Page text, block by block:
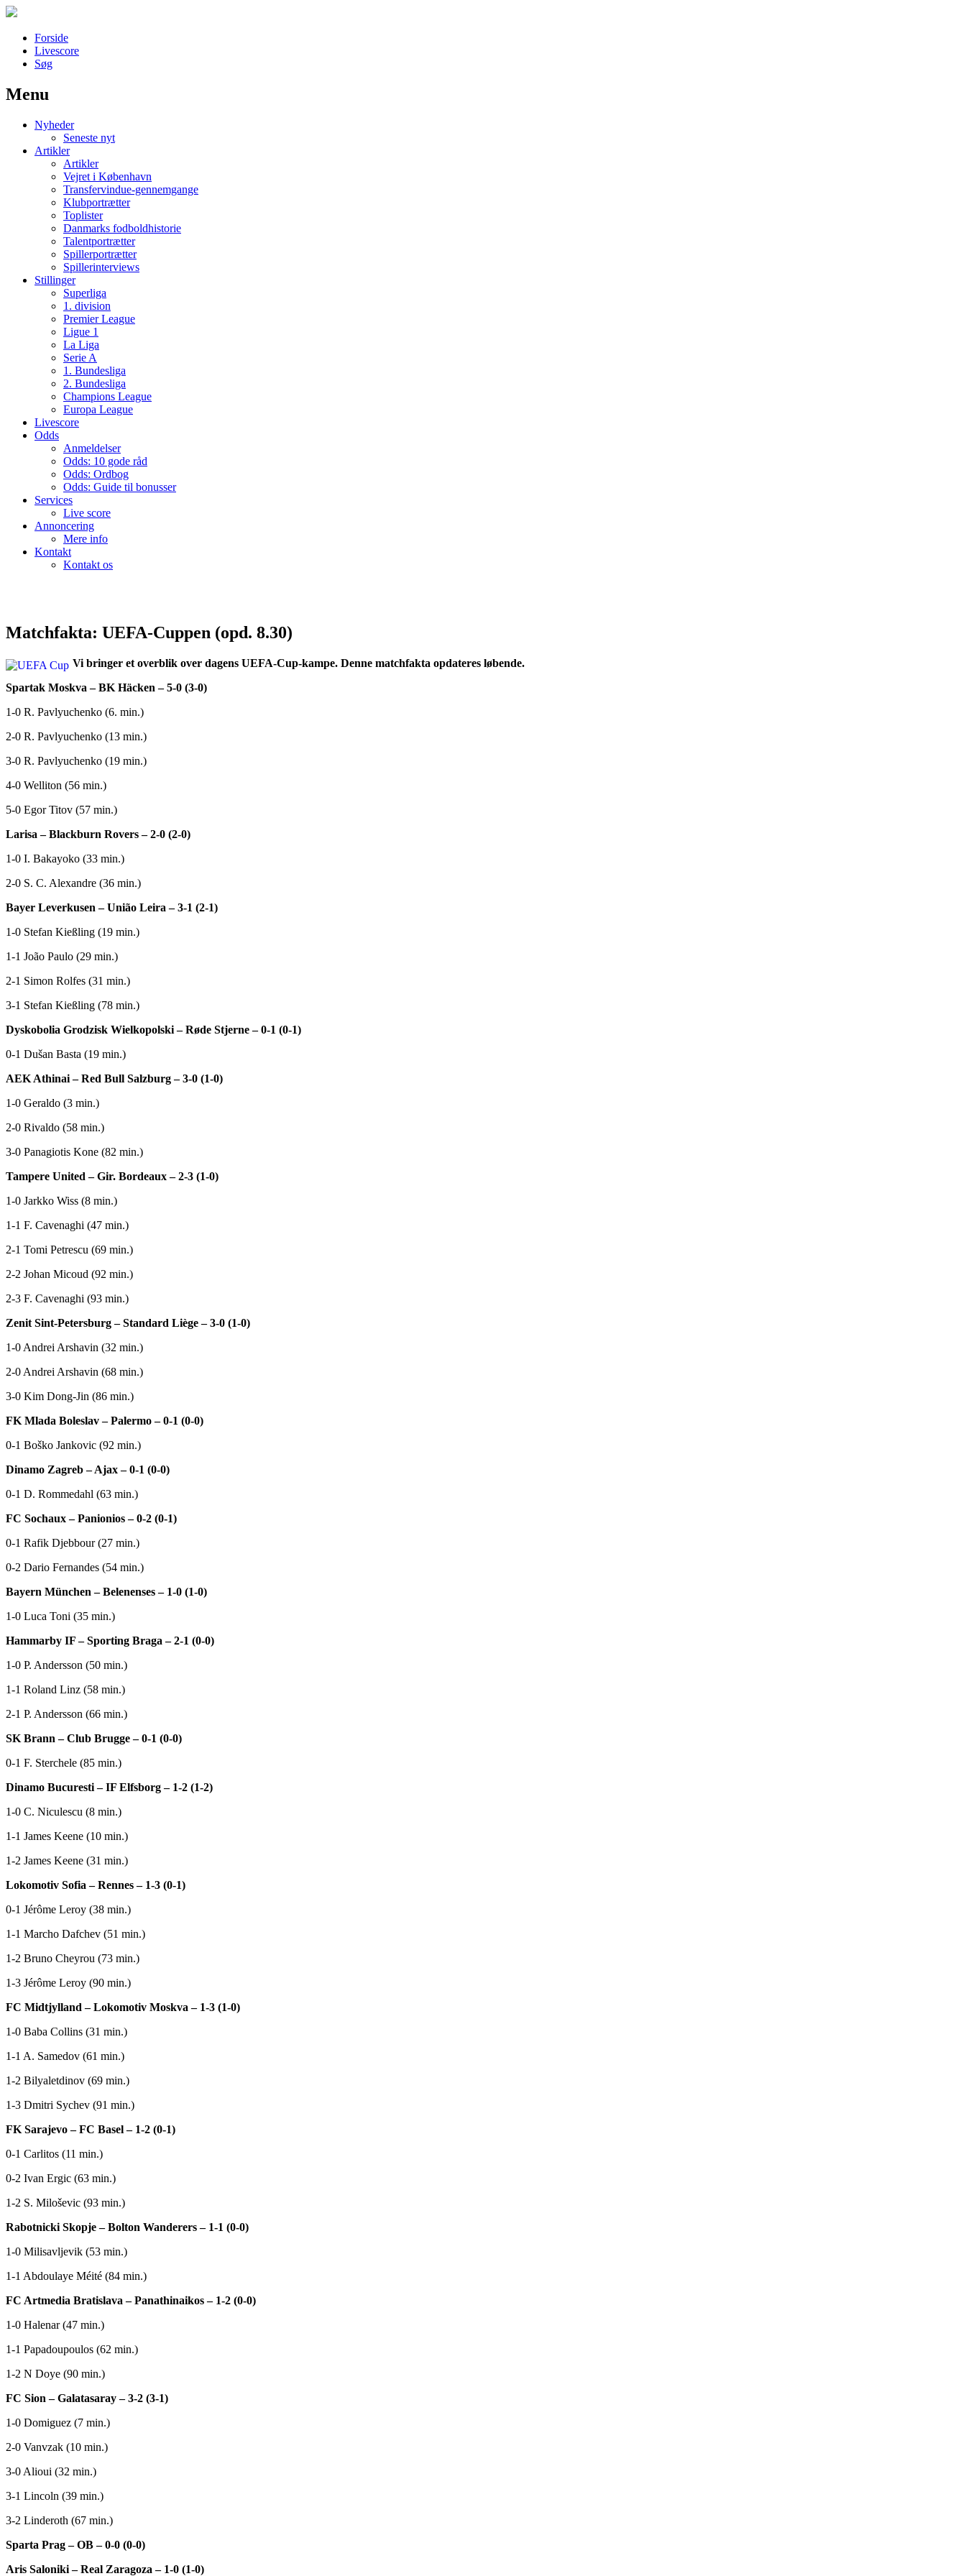
Forside
Livescore
Søg
Наши партнеры
лучшие займы
Menu
Nyheder
Seneste nyt
Artikler
Artikler
Vejret i København
Transfervindue-gennemgange
Klubportrætter
Toplister
Danmarks fodboldhistorie
Talentportrætter
Spillerportrætter
Spillerinterviews
Stillinger
Superliga
1. division
Premier League
Ligue 1
La Liga
Serie A
1. Bundesliga
2. Bundesliga
Champions League
Europa League
Livescore
Odds
Anmeldelser
Odds: 10 gode råd
Odds: Ordbog
Odds: Guide til bonusser
Services
Live score
Annoncering
Mere info
Kontakt
Kontakt os
Matchfakta: UEFA-Cuppen (opd. 8.30)
Vi bringer et overblik over dagens UEFA-Cup-kampe. Denne matchfakta opdateres løbende.
Spartak Moskva – BK Häcken – 5-0 (3-0)
1-0 R. Pavlyuchenko (6. min.)
2-0 R. Pavlyuchenko (13 min.)
3-0 R. Pavlyuchenko (19 min.)
4-0 Welliton (56 min.)
5-0 Egor Titov (57 min.)
Larisa – Blackburn Rovers – 2-0 (2-0)
1-0 I. Bakayoko (33 min.)
2-0 S. C. Alexandre (36 min.)
Bayer Leverkusen – União Leira – 3-1 (2-1)
1-0 Stefan Kießling (19 min.)
1-1 João Paulo (29 min.)
2-1 Simon Rolfes (31 min.)
3-1 Stefan Kießling (78 min.)
Dyskobolia Grodzisk Wielkopolski – Røde Stjerne – 0-1 (0-1)
0-1 Dušan Basta (19 min.)
AEK Athinai – Red Bull Salzburg – 3-0 (1-0)
1-0 Geraldo (3 min.)
2-0 Rivaldo (58 min.)
3-0 Panagiotis Kone (82 min.)
Tampere United – Gir. Bordeaux – 2-3 (1-0)
1-0 Jarkko Wiss (8 min.)
1-1 F. Cavenaghi (47 min.)
2-1 Tomi Petrescu (69 min.)
2-2 Johan Micoud (92 min.)
2-3 F. Cavenaghi (93 min.)
Zenit Sint-Petersburg – Standard Liège – 3-0 (1-0)
1-0 Andrei Arshavin (32 min.)
2-0 Andrei Arshavin (68 min.)
3-0 Kim Dong-Jin (86 min.)
FK Mlada Boleslav – Palermo – 0-1 (0-0)
0-1 Boško Jankovic (92 min.)
Dinamo Zagreb – Ajax – 0-1 (0-0)
0-1 D. Rommedahl (63 min.)
FC Sochaux – Panionios – 0-2 (0-1)
0-1 Rafik Djebbour (27 min.)
0-2 Dario Fernandes (54 min.)
Bayern München – Belenenses – 1-0 (1-0)
1-0 Luca Toni (35 min.)
Hammarby IF – Sporting Braga – 2-1 (0-0)
1-0 P. Andersson (50 min.)
1-1 Roland Linz (58 min.)
2-1 P. Andersson (66 min.)
SK Brann – Club Brugge – 0-1 (0-0)
0-1 F. Sterchele (85 min.)
Dinamo Bucuresti – IF Elfsborg – 1-2 (1-2)
1-0 C. Niculescu (8 min.)
1-1 James Keene (10 min.)
1-2 James Keene (31 min.)
Lokomotiv Sofia – Rennes – 1-3 (0-1)
0-1 Jérôme Leroy (38 min.)
1-1 Marcho Dafchev (51 min.)
1-2 Bruno Cheyrou (73 min.)
1-3 Jérôme Leroy (90 min.)
FC Midtjylland – Lokomotiv Moskva – 1-3 (1-0)
1-0 Baba Collins (31 min.)
1-1 A. Samedov (61 min.)
1-2 Bilyaletdinov (69 min.)
1-3 Dmitri Sychev (91 min.)
FK Sarajevo – FC Basel – 1-2 (0-1)
0-1 Carlitos (11 min.)
0-2 Ivan Ergic (63 min.)
1-2 S. Miloševic (93 min.)
Rabotnicki Skopje – Bolton Wanderers – 1-1 (0-0)
1-0 Milisavljevik (53 min.)
1-1 Abdoulaye Méité (84 min.)
FC Artmedia Bratislava – Panathinaikos – 1-2 (0-0)
1-0 Halenar (47 min.)
1-1 Papadoupoulos (62 min.)
1-2 N Doye (90 min.)
FC Sion – Galatasaray – 3-2 (3-1)
1-0 Domiguez (7 min.)
2-0 Vanvzak (10 min.)
3-0 Alioui (32 min.)
3-1 Lincoln (39 min.)
3-2 Linderoth (67 min.)
Sparta Prag – OB – 0-0 (0-0)
Aris Saloniki – Real Zaragoza – 1-0 (1-0)